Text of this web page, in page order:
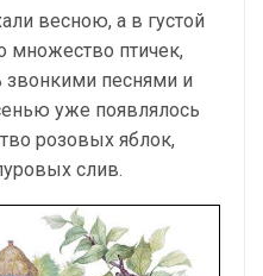
весною, а в густой
множество птичек,
звонкими песнями и
уже появлялось
розовых яблок,
слив.